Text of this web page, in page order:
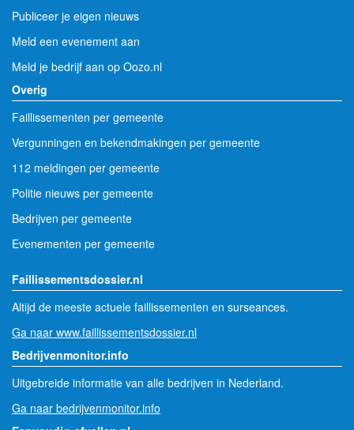
Publiceer je eigen nieuws
Meld een evenement aan
Meld je bedrijf aan op Oozo.nl
Overig
Faillissementen per gemeente
Vergunningen en bekendmakingen per gemeente
112 meldingen per gemeente
Politie nieuws per gemeente
Bedrijven per gemeente
Evenementen per gemeente
Faillissementsdossier.nl
Altijd de meeste actuele faillissementen en surseances.
Ga naar www.faillissementsdossier.nl
Bedrijvenmonitor.info
Uitgebreide informatie van alle bedrijven in Nederland.
Ga naar bedrijvenmonitor.info